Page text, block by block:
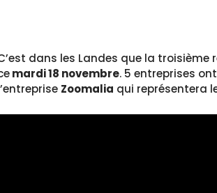
dans les Landes que la troisième
mardi 18 novembre. 5 entreprises
Zoomalia qui représentera